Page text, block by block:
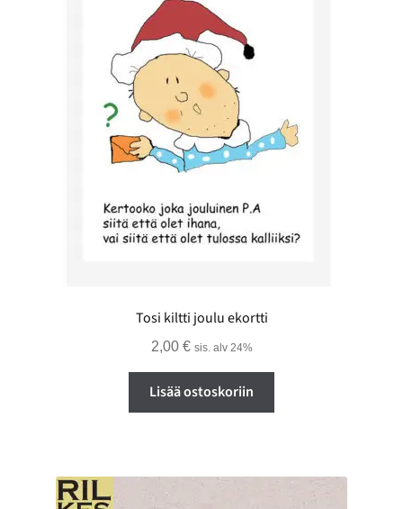
Tosi kiltti joulu ekortti
2,00 € sis. alv 24%
Lisää ostoskoriin